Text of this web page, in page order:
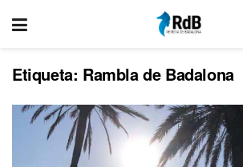
Etiqueta: Rambla de Badalona